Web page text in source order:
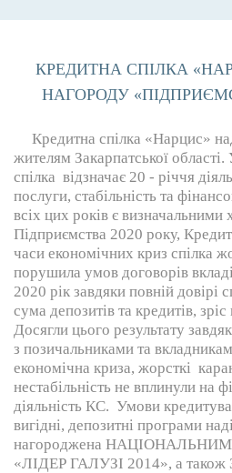
КРЕДИТНА СПІЛКА
НАГОРОДУ
Кредитна спілка «Нарцис»
жителям Закарпатської
спілка відзначає 20 - річчя
послуги, стабільність та
всіх цих років є визначальними
Підприємства 2020 року,
часи економічних криз спілка
порушила умов договорів
2020 рік завдяки повній довірі
сума депозитів та кредитів,
Досягли цього результату
з позичальниками та
економічна криза, жорсткі
нестабільність не вплинули на
діяльність КС. Умови
вигідні, депозитні програми
нагороджена
«ЛІДЕР ГАЛУЗІ 2014», а також